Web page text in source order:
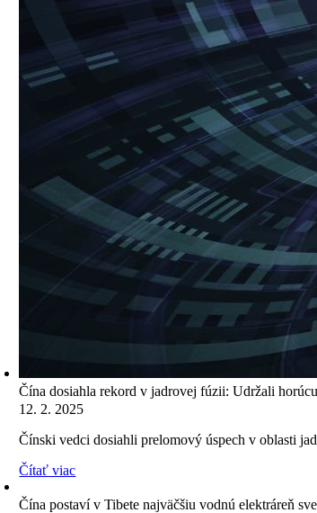
Čína dosiahla rekord v jadrovej fúzii: Udržali
12. 2. 2025
Čínski vedci dosiahli prelomový úspech v oblasti
Čítať viac
Čína postaví v Tibete najväčšiu vodnú elektráreň